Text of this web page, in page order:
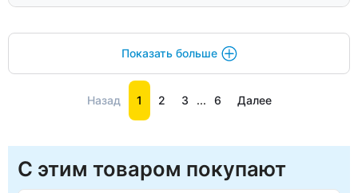
Показать больше
Назад 1 2 3 ... 6 Далее
С этим товаром покупают